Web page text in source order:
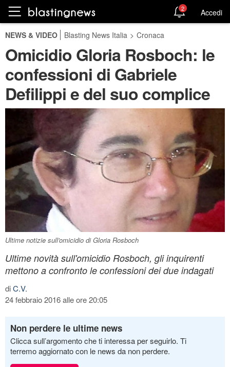
2 Accedi
NEWS & VIDEO Blasting News Italia > Cronaca
Omicidio Gloria Rosboch: le
confessioni di Gabriele
Defilippi e del suo complice
Ultime notizie sull'omicidio di Gloria Rosboch
Ultime novità sull'omicidio Rosboch, gli inquirenti
mettono a confronto le confessioni dei due indagati
diC.V.
24 febbraio 2016 alle ore 20:05
Non perdere le ultime news
Clicca sull’argomento che ti interessa per seguirlo. Ti
terremo aggiornato con le news da non perdere.